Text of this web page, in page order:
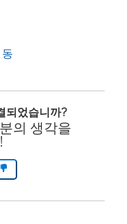
되었습니까?
의 생각을